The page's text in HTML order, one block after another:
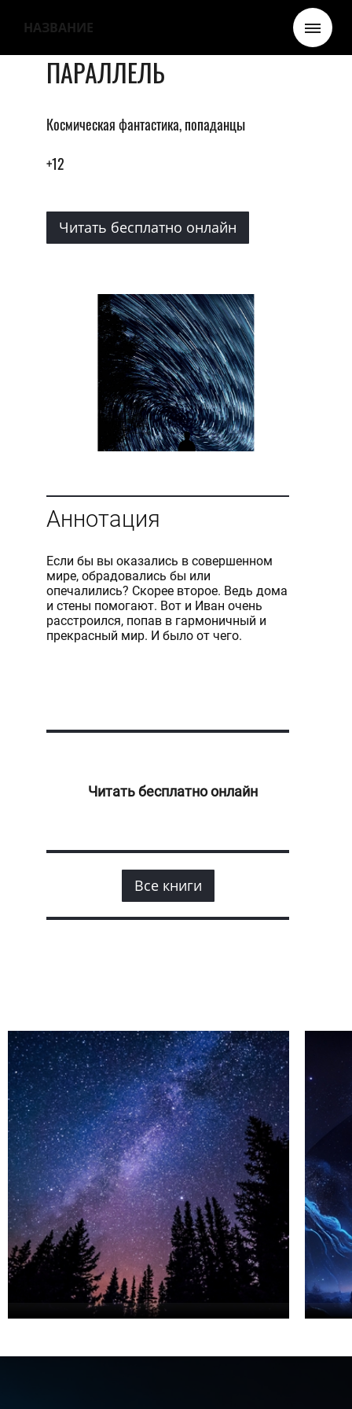
НАЗВАНИЕ
ПАРАЛЛЕЛЬ
Космическая фантастика, попаданцы
+12
Читать бесплатно онлайн
Аннотация
Если бы вы оказались в совершенном
мире, обрадовались бы или
опечалились? Скорее второе. Ведь дома
и стены помогают. Вот и Иван очень
расстроился, попав в гармоничный и
прекрасный мир. И было от чего.
Читать бесплатно онлайн
Все книги